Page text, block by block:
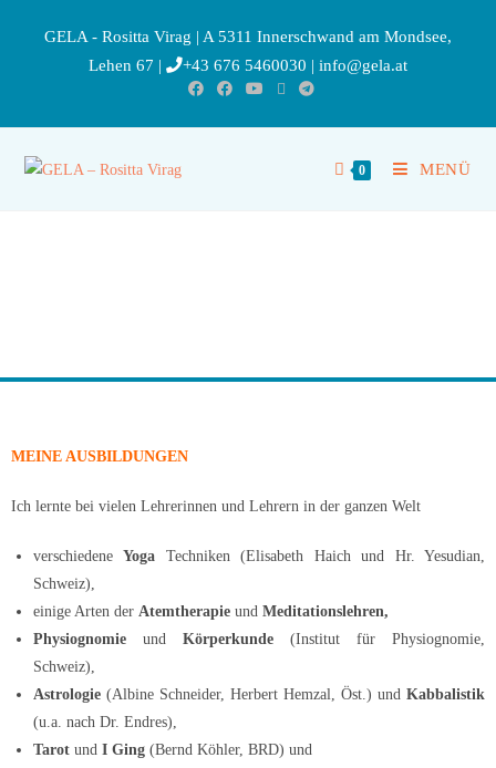
GELA - Rositta Virag | A 5311 Innerschwand am Mondsee,
Lehen 67 |
+43 676 5460030 | info@gela.at
0 MENÜ
MEINE AUSBILDUNGEN
Ich lernte bei vielen Lehrerinnen und Lehrern in der ganzen Welt
verschiedeneYoga Techniken (Elisabeth Haich und Hr. Yesudian,
Schweiz),
einige Arten der Atemtherapie und Meditationslehren,
Physiognomie und Körperkunde (Institut für Physiognomie,
Schweiz),
Astrologie (Albine Schneider, Herbert Hemzal, Öst.) und Kabbalistik
(u.a. nach Dr. Endres),
Tarot und I Ging (Bernd Köhler, BRD) und